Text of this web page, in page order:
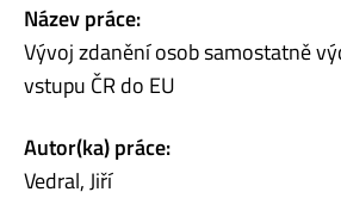
Název práce:
Vývoj zdanění osob samostatně
vstupu ČR do EU
Autor(ka) práce:
Vedral, Jiří